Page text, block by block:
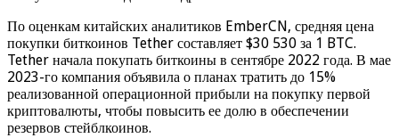
По оценкам китайских аналитиков EmberCN, средняя цена
покупки биткоинов Tether составляет $30 530 за 1 BTC.
Tether начала покупать биткоины в сентябре 2022 года. В мае
2023-го компания объявила о планах тратить до 15%
реализованной операционной прибыли на покупку первой
криптовалюты, чтобы повысить ее долю в обеспечении
резервов стейблкоинов.